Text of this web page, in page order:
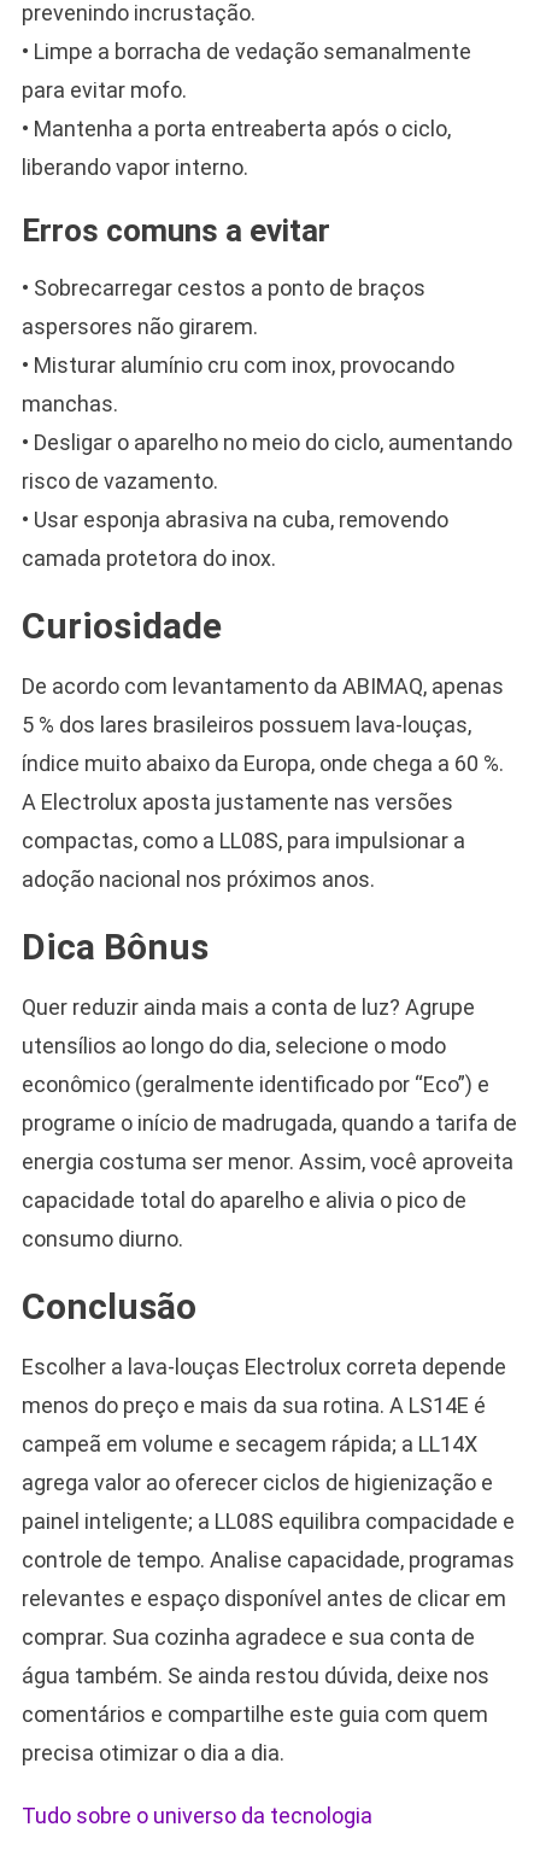
prevenindo incrustação.
• Limpe a borracha de vedação semanalmente
para evitar mofo.
• Mantenha a porta entreaberta após o ciclo,
liberando vapor interno.
Erros comuns a evitar
• Sobrecarregar cestos a ponto de braços
aspersores não girarem.
• Misturar alumínio cru com inox, provocando
manchas.
• Desligar o aparelho no meio do ciclo, aumentando
risco de vazamento.
• Usar esponja abrasiva na cuba, removendo
camada protetora do inox.
Curiosidade
De acordo com levantamento da ABIMAQ, apenas
5 % dos lares brasileiros possuem lava-louças,
índice muito abaixo da Europa, onde chega a 60 %.
A Electrolux aposta justamente nas versões
compactas, como a LL08S, para impulsionar a
adoção nacional nos próximos anos.
Dica Bônus
Quer reduzir ainda mais a conta de luz? Agrupe
utensílios ao longo do dia, selecione o modo
econômico (geralmente identificado por “Eco”) e
programe o início de madrugada, quando a tarifa de
energia costuma ser menor. Assim, você aproveita
capacidade total do aparelho e alivia o pico de
consumo diurno.
Conclusão
Escolher a lava-louças Electrolux correta depende
menos do preço e mais da sua rotina. A LS14E é
campeã em volume e secagem rápida; a LL14X
agrega valor ao oferecer ciclos de higienização e
painel inteligente; a LL08S equilibra compacidade e
controle de tempo. Analise capacidade, programas
relevantes e espaço disponível antes de clicar em
comprar. Sua cozinha agradece e sua conta de
água também. Se ainda restou dúvida, deixe nos
comentários e compartilhe este guia com quem
precisa otimizar o dia a dia.
Tudo sobre o universo da tecnologia